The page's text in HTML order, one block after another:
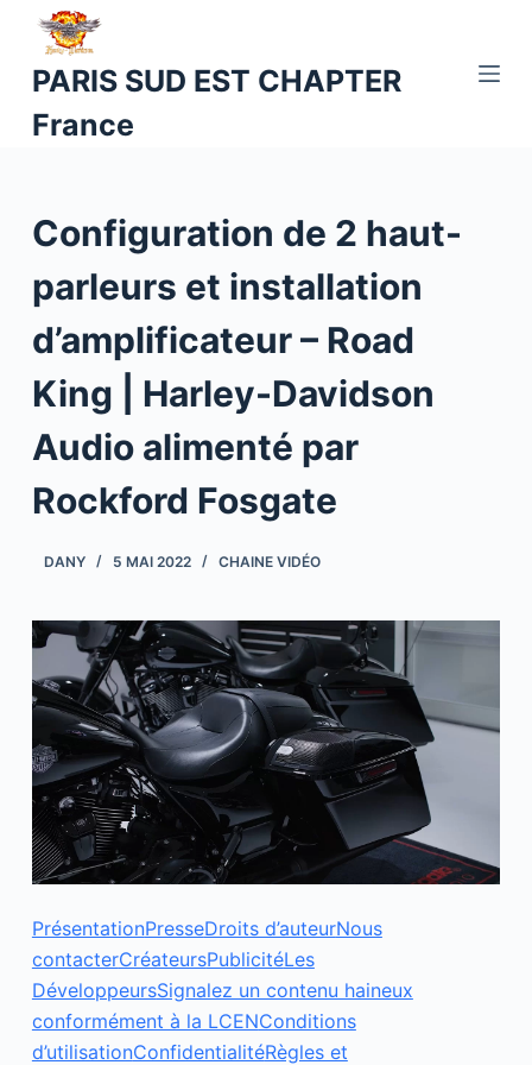
u
c
o
n
u
PARIS SUD EST CHAPTER
France
Configuration de 2 haut-
parleurs et installation
d’amplificateur – Road
King | Harley-Davidson
Audio alimenté par
Rockford Fosgate
DANY 5 MAI 2022 CHAINE VIDÉO
PrésentationPresseDroits d’auteurNous
contacterCréateursPublicitéLes
DéveloppeursSignalez un contenu haineux
conformément à la LCENConditions
d’utilisationConfidentialitéRègles et